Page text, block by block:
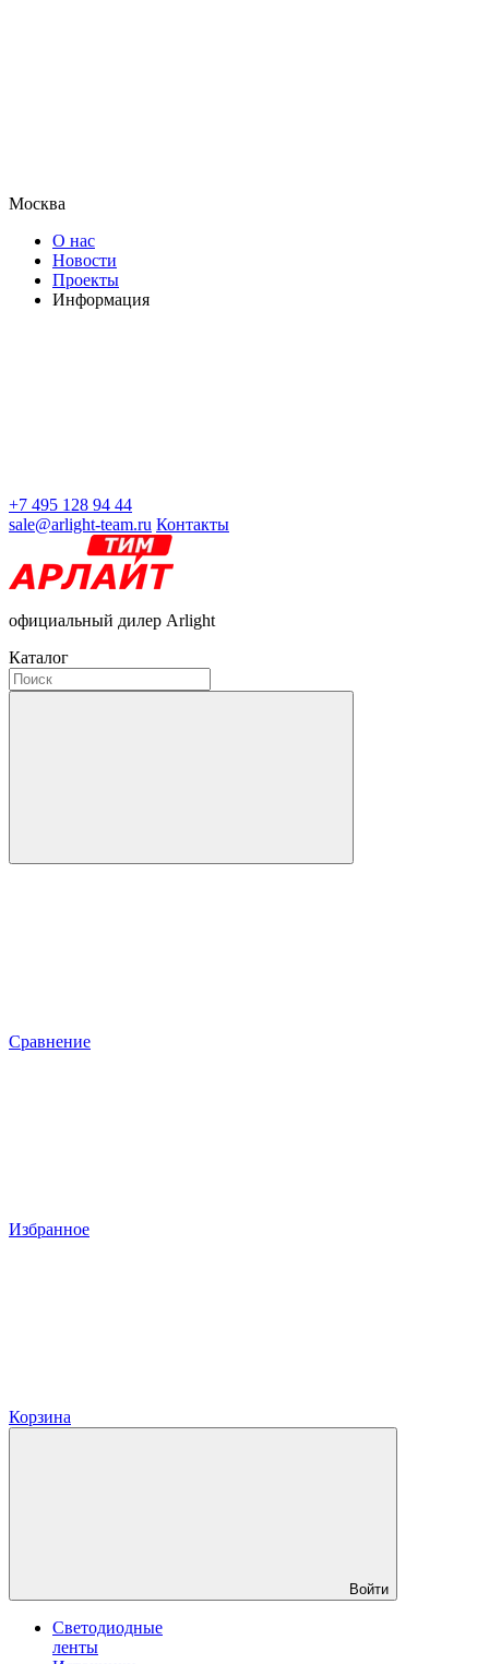
Москва
О нас
Новости
Проекты
Информация
+7 495 128 94 44
sale@arlight-team.ru Контакты
официальный дилер Arlight
Каталог
Сравнение
Избранное
Корзина
Войти
Светодиодные
ленты